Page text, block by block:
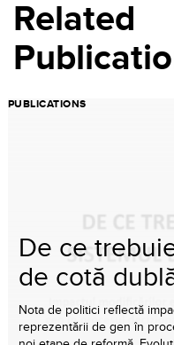
Related
PUBLICATIONS
De ce
de cotă
Nota de politici reflectă
reprezentării de gen în